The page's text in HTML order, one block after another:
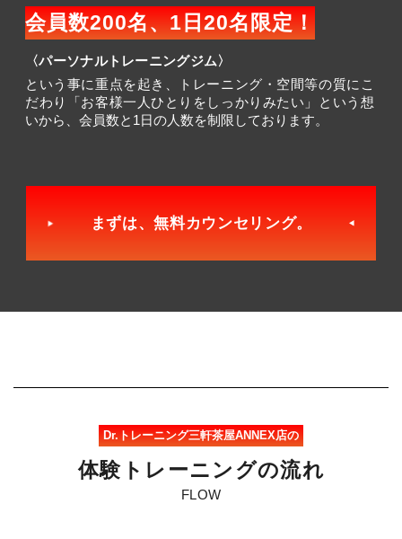
会員数200名、1日20名限定！
〈パーソナルトレーニングジム〉
という事に重点を起き、トレーニング・空間等の質にこ
だわり「お客様一人ひとりをしっかりみたい」という想
いから、会員数と1日の人数を制限しております。
まずは、無料カウンセリング。
Dr.トレーニング三軒茶屋ANNEX店の
体験 ト レ ーニン グの流れ
FLOW